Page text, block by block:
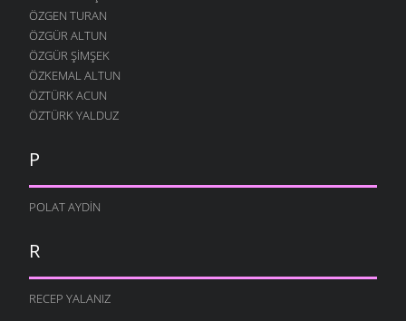
ÖZGEN TURAN
ÖZGÜR ALTUN
ÖZGÜR ŞIMŞEK
ÖZKEMAL ALTUN
ÖZTÜRK ACUN
ÖZTÜRK YALDUZ
P
POLAT AYDIN
R
RECEP YALANIZ